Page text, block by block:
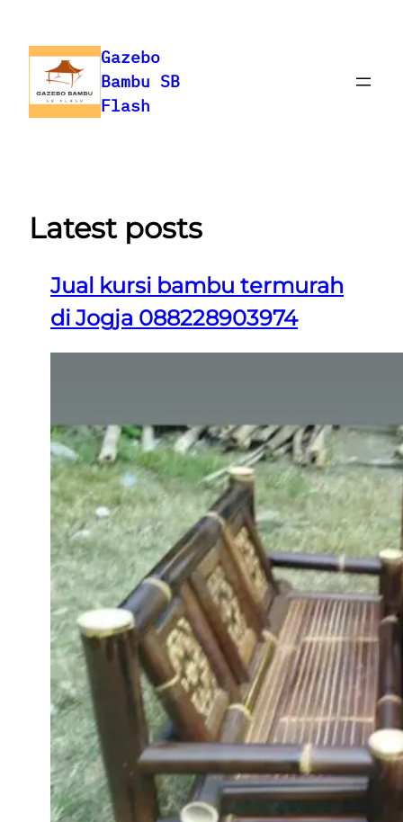
content
Gazebo
Bambu SB
Flash
Latest posts
Jual kursi bambu termurah
di Jogja 088228903974